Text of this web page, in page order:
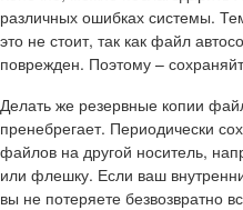
различных ошибках системы.
это не стоит, так как файл
поврежден. Поэтому –
Делать же резервные копии
пренебрегает. Периодически
файлов на другой носитель,
или флешку. Если ваш
вы не потеряете безвозвратно